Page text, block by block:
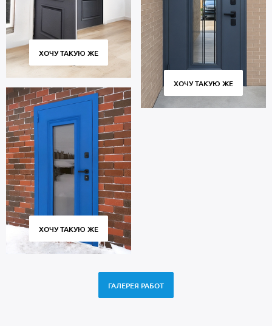
ХОЧУ ТАКУЮ ЖЕ
ХОЧУ ТАКУЮ ЖЕ
ХОЧУ ТАКУЮ ЖЕ
ГАЛЕРЕЯ РАБОТ